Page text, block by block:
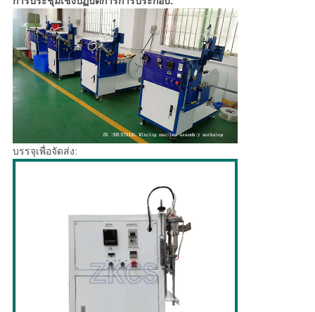
บรรจุเพื่อจัดส่ง: